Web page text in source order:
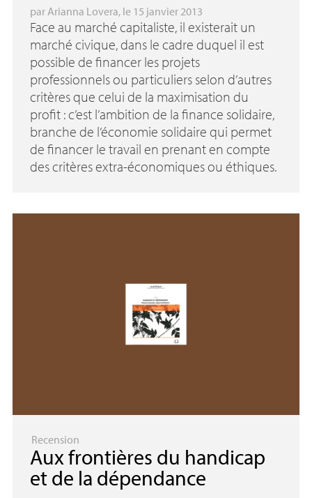
parArianna Lovera, le 15 janvier 2013
Face au marché capitaliste, il existerait un
marché civique, dans le cadre duquel il est
possible de financer les projets
professionnels ou particuliers selon d’autres
critères que celui de la maximisation du
profit : c’est l’ambition de la finance solidaire,
branche de l’économie solidaire qui permet
de financer le travail en prenant en compte
des critères extra-économiques ou éthiques.
Recension
Aux frontières du handicap
et de la dépendance